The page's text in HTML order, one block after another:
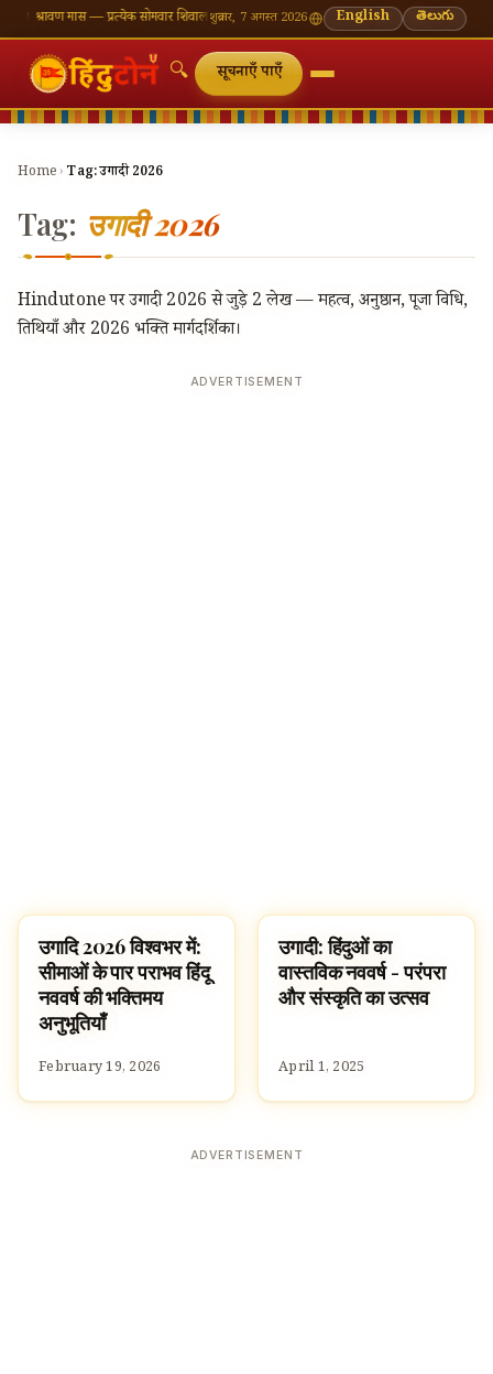
🪔 श्रावण मास — प्रत्येक सोमवार शिवालय दर्शन का महत्व🌸 गणेश चतुर्थी — भाद्रपद शुक्ल चतुर्थी ⛩
शुक्रवार, 7 अगस्त 2026 English తెలుగు
🔍 सूचनाएँ पाएँ
Home › Tag:उगादी 2026
Tag: उगादी 2026
Hindutone पर उगादी 2026 से जुड़े 2 लेख — महत्व, अनुष्ठान, पूजा विधि,
तिथियाँ और 2026 भक्ति मार्गदर्शिका।
ADVERTISEMENT
FESTIVALS
उगादि 2026 विश्वभर में:
सीमाओं के पार पराभव हिंदू
नववर्ष की भक्तिमय
अनुभूतियाँ
February 19, 2026
FESTIVALS
उगादी: हिंदुओं का
वास्तविक नववर्ष - परंपरा
और संस्कृति का उत्सव
April 1, 2025
ADVERTISEMENT